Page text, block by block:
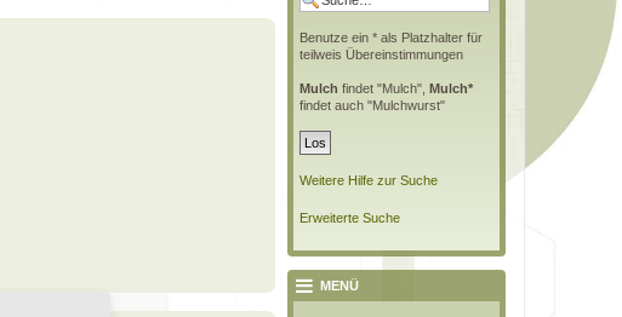
Benutze ein * als Platzhalter für
teilweis Übereinstimmungen
Mulch findet "Mulch", Mulch*
findet auch "Mulchwurst"
Weitere Hilfe zur Suche
Erweiterte Suche
MENÜ